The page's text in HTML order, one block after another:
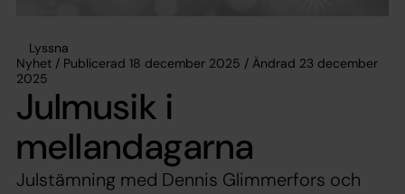
Lyssna
Nyhet / Publicerad 18 december 2025 / Ändrad 23 december
2025
Julmusik i
mellandagarna
Julstämning med Dennis Glimmerfors och